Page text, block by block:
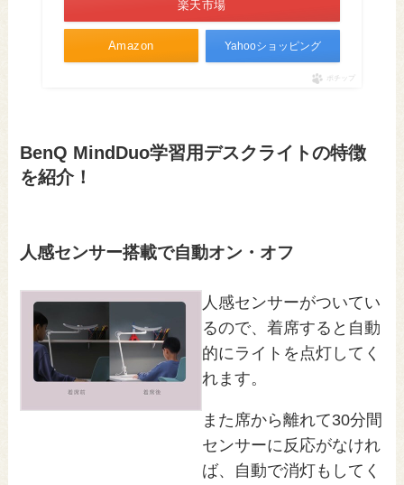
Amazon
楽天市場
Yahooショッピング
ポチップ
BenQ MindDuo学習用デスクライトの特徴
を紹介！
人感センサー搭載で自動オン・オフ
人感センサーがついてい
るので、着席すると自動
的にライトを点灯してく
れます。
また席から離れて30分間
センサーに反応がなけれ
ば、自動で消灯もしてく